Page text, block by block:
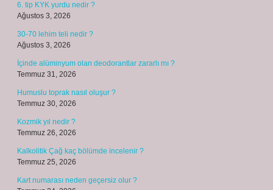
6. tip KYK yurdu nedir ?
Ağustos 3, 2026
30-70 lehim teli nedir ?
Ağustos 3, 2026
İçinde alüminyum olan deodorantlar zararlı mı ?
Temmuz 31, 2026
Humuslu toprak nasıl oluşur ?
Temmuz 30, 2026
Kozmik yıl nedir ?
Temmuz 26, 2026
Kalkolitik Çağ kaç bölümde incelenir ?
Temmuz 25, 2026
Kart numarası neden geçersiz olur ?